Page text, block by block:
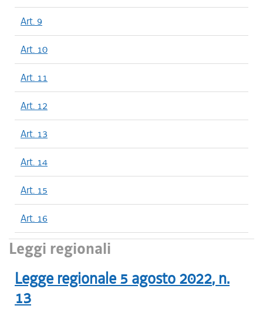
Art. 9
Art. 10
Art. 11
Art. 12
Art. 13
Art. 14
Art. 15
Art. 16
Leggi regionali
Legge regionale 5 agosto 2022, n.
13